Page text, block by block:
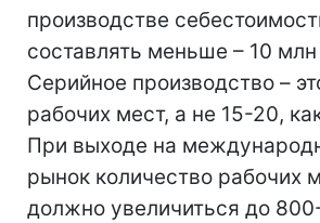
производстве
составлять меньше – 10 млн
Серийное производство –
рабочих мест, а не 15-20,
При выходе на
рынок количество рабочих
должно увеличиться до